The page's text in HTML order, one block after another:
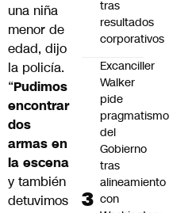
una niña
menor de
edad, dijo
la policía.
“Pudimos
encontrar
dos
armas en
la escena
y también
detuvimos
tras
resultados
corporativos
Excanciller
Walker
pide
pragmatismo
del
Gobierno
tras
alineamiento
con